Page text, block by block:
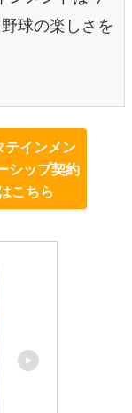
球の楽しさを
テインメン
シップ契約
こちら